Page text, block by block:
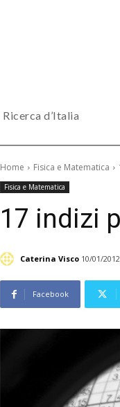
Ricerca d’Italia
Home Fisica e Matematica
Fisica e Matematica
17 indizi
Caterina Visco 10/01/2012
Facebook